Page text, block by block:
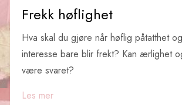
Frekk høflighet
Hva skal du gjøre når høflig påtatthet
interesse bare blir frekt? Kan ærlighet
være svaret?
Les mer